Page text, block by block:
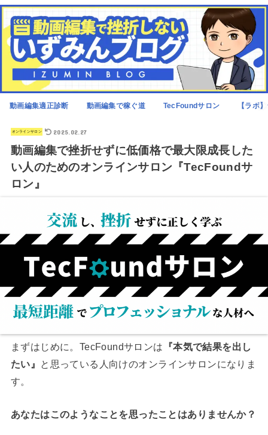
動画編集適正診断 動画編集で稼ぐ道 TecFoundサロン 【ラボ
オンラインサロン 2025.02.27
動画編集で挫折せずに低価格で最大限成長した
い人のためのオンラインサロン『TecFoundサ
ロン』
まずはじめに。TecFoundサロンは 『本気で結果を出し
たい』
と思っている人向けのオンラインサロンになりま
す。
あなたはこのようなことを思ったことはありませんか？